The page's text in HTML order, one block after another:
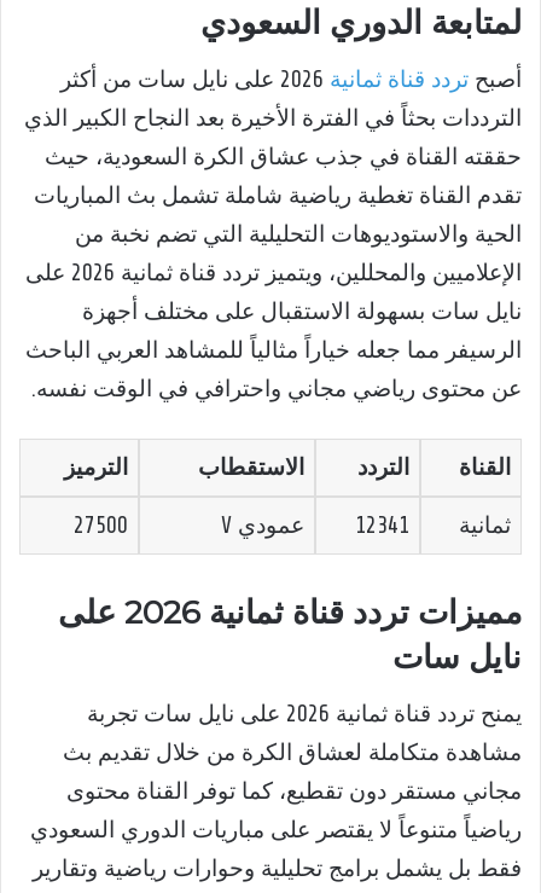
لمتابعة الدوري السعودي
أصبح تردد قناة ثمانية
2026 على نايل سات من أكثر
الترددات بحثاً في الفترة الأخيرة بعد النجاح الكبير الذي
حققته القناة في جذب عشاق الكرة السعودية، حيث
تقدم القناة تغطية رياضية شاملة تشمل بث المباريات
الحية والاستوديوهات التحليلية التي تضم نخبة من
الإعلاميين والمحللين، ويتميز تردد قناة ثمانية 2026 على
نايل سات بسهولة الاستقبال على مختلف أجهزة
الرسيفر مما جعله خياراً مثالياً للمشاهد العربي الباحث
عن محتوى رياضي مجاني واحترافي في الوقت نفسه.
القناة التردد الاستقطاب الترميز
ثمانية 12341 عمودي V 27500
مميزات تردد قناة ثمانية 2026 على
نايل سات
يمنح تردد قناة ثمانية 2026 على نايل سات تجربة
مشاهدة متكاملة لعشاق الكرة من خلال تقديم بث
مجاني مستقر دون تقطيع، كما توفر القناة محتوى
رياضياً متنوعاً لا يقتصر على مباريات الدوري السعودي
فقط بل يشمل برامج تحليلية وحوارات رياضية وتقارير